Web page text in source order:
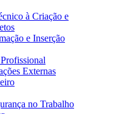
à Criação e
e Inserção
Externas
no Trabalho